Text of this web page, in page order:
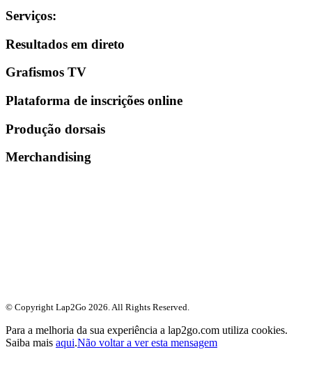
Serviços:
Resultados em direto
Grafismos TV
Plataforma de inscrições online
Produção dorsais
Merchandising
© Copyright Lap2Go 2026. All Rights Reserved.
Para a melhoria da sua experiência a lap2go.com utiliza cookies.
Saiba mais aqui.Não voltar a ver esta mensagem